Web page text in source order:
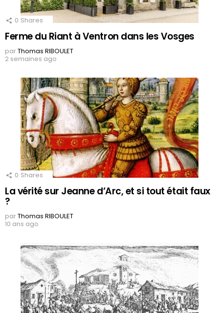
0 Shares
Ferme du Riant à Ventron dans les Vosges
parThomas RIBOULET
2 semaines ago
0 Shares
La vérité sur Jeanne d’Arc, et si tout était faux
?
parThomas RIBOULET
10 ans ago